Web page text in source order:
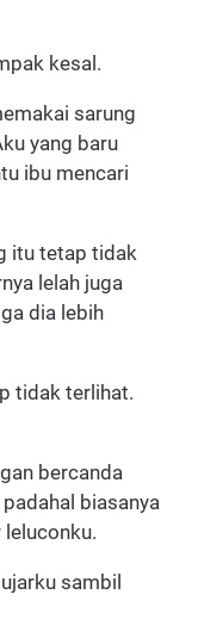
kesal.
sarung
yang baru
ibu mencari
itu tetap tidak
lelah juga
dia lebih
tidak terlihat.
bercanda
biasanya
sambil